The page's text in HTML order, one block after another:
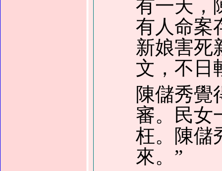
有一天，
有人命案
新娘害死
文，不日
陳儲秀覺
審。民女
枉。陳儲
來。”